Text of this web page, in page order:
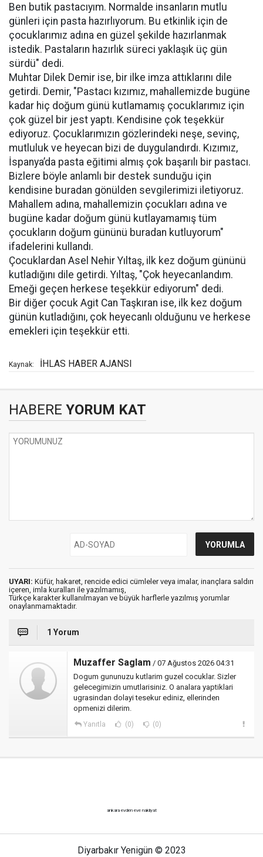
Ben butik pastacıyım. Normalde insanların mutlu
günleri için pasta hazırlıyorum. Bu etkinlik için de
çocuklarımız adına en güzel şekilde hazırlanmak
istedik. Pastaların hazırlık süreci yaklaşık üç gün
sürdü" dedi.
Muhtar Dilek Demir ise, bir ilke imza attıklarını dile
getirdi. Demir, "Pastacı kızımız, mahallemizde bugüne
kadar hiç doğum günü kutlamamış çocuklarımız için
çok güzel bir jest yaptı. Kendisine çok teşekkür
ediyoruz. Çocuklarımızın gözlerindeki neşe, sevinç,
mutluluk ve heyecan bizi de duygulandırdı. Kızımız,
İspanya’da pasta eğitimi almış çok başarılı bir pastacı.
Bizlere böyle anlamlı bir destek sunduğu için
kendisine buradan gönülden sevgilerimizi iletiyoruz.
Mahallem adına, mahallemizin çocukları adına ve
bugüne kadar doğum günü kutlayamamış tüm
çocukların doğum gününü buradan kutluyorum"
ifadelerini kullandı.
Çocuklardan Asel Nehir Yıltaş, ilk kez doğum gününü
kutladığını dile getirdi. Yıltaş, "Çok heyecanlandım.
Emeği geçen herkese teşekkür ediyorum" dedi.
Bir diğer çocuk Agit Can Taşkıran ise, ilk kez doğum
günün kutladığını, çok heyecanlı olduğunu ve herkese
emekleri için teşekkür etti.
Kaynak: İHLAS HABER AJANSI
HABERE YORUM KAT
UYARI: Küfür, hakaret, rencide edici cümleler veya imalar, inançlara saldırı
içeren, imla kuralları ile yazılmamış,
Türkçe karakter kullanılmayan ve büyük harflerle yazılmış yorumlar
onaylanmamaktadır.
1 Yorum
Muzaffer Saglam / 07 Ağustos 2026 04:31
Dogum gununuzu kutlarim guzel cocuklar. Sizler
gelecegimizin umutlarisiniz. O analara yaptiklari
ugrasindan dolayi tesekur ediniz, ellerinden
opmenizi dilerim.
Yanıtla (0) (0)
ankara evden eve nakliyat
Diyarbakır Yenigün © 2023